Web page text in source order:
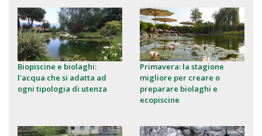
Biopiscine e biolaghi:
l'acqua che si adatta ad
ogni tipologia di utenza
Primavera: la stagione
migliore per creare o
preparare biolaghi e
ecopiscine